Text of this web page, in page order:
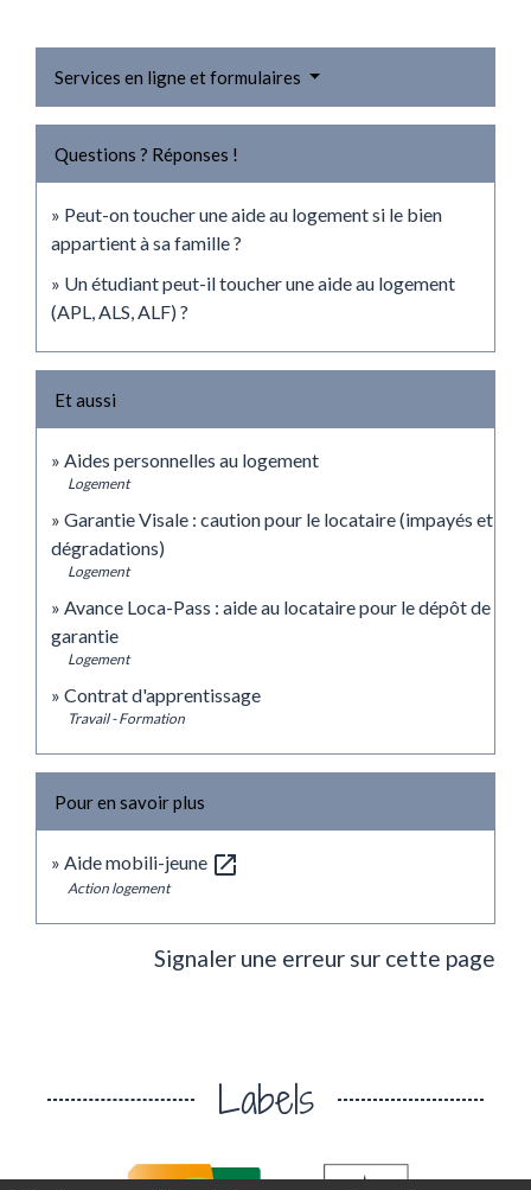
Services en ligne et formulaires
Questions ? Réponses !
Peut-on toucher une aide au logement si le bien
appartient à sa famille ?
Un étudiant peut-il toucher une aide au logement
(APL, ALS, ALF) ?
Et aussi
Aides personnelles au logement
Logement
Garantie Visale : caution pour le locataire (impayés et
dégradations)
Logement
Avance Loca-Pass : aide au locataire pour le dépôt de
garantie
Logement
Contrat d'apprentissage
Travail - Formation
Pour en savoir plus
Aide mobili-jeune open_in_new
Action logement
Signaler une erreur sur cette page
Labels